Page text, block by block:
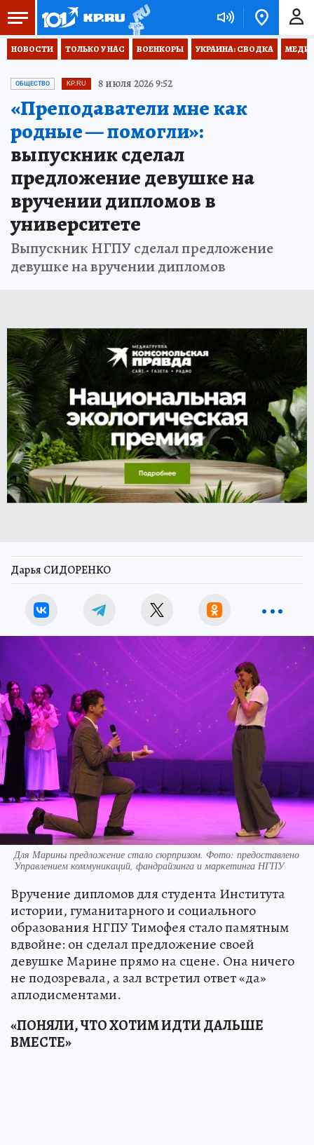
НОВОСТИ ТОЛЬКО У НАС ВОЕНКОРЫ УКРАИНА: СВОДКА
ОБЩЕСТВО KP.RU 8 июля 2026 9:52
«Преподаватели мне как
родные — помогли»:
выпускник сделал
предложение девушке на
вручении дипломов в
университете
Выпускник НГПУ сделал предложение
девушке на вручении дипломов
Дарья СИДОРЕНКО
Для Марины предложение стало сюрпризом. Фото: предоставлено
Управлением коммуникаций, фандрайзинга и маркетинга НГПУ
Вручение дипломов для студента Института
истории, гуманитарного и социального
образования НГПУ Тимофея стало памятным
вдвойне: он сделал предложение своей
девушке Марине прямо на сцене. Она ничего
не подозревала, а зал встретил ответ «да»
аплодисментами.
«ПОНЯЛИ, ЧТО ХОТИМ ИДТИ ДАЛЬШЕ
ВМЕСТЕ»